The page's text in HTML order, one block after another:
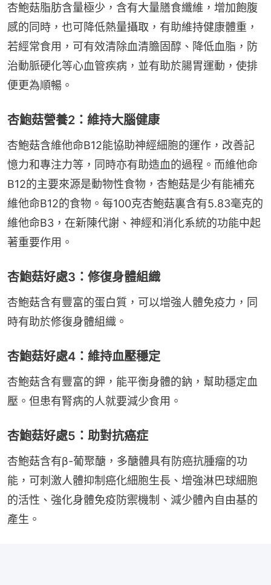
杏鮑菇脂肪含量極少，含有大量膳食纖維，增加飽腹
感的同時，也可降低熱量攝取，有助維持健康體重，
若經常食用，可有效清除血清膽固醇、降低血脂，防
治動脈硬化等心血管疾病，並有助於腸胃運動，使排
便更為順暢。
杏鮑菇營養2：維持大腦健康
杏鮑菇含維他命B12能協助神經細胞的運作，改善記
憶力和專注力等，同時亦有助造血的過程。而維他命
B12的主要來源是動物性食物，杏鮑菇是少有能補充
維他命B12的食物。每100克杏鮑菇裏含有5.83毫克的
維他命B3，在新陳代謝、神經和消化系統的功能中起
著重要作用。
杏鮑菇好處3：修復身體組織
杏鮑菇含有豐富的蛋白質，可以增強人體免疫力，同
時有助於修復身體組織。
杏鮑菇好處4：維持血壓穩定
杏鮑菇含有豐富的鉀，能平衡身體的鈉，幫助穩定血
壓。但患有腎病的人就要減少食用。
杏鮑菇好處5：助對抗癌症
杏鮑菇含有β-葡聚醣，多醣體具有防癌抗腫瘤的功
能，可刺激人體抑制癌化細胞生長、增強淋巴球細胞
的活性、強化身體免疫防禦機制、減少體內自由基的
產生。